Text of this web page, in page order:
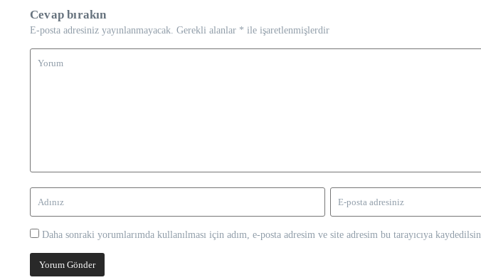
Cevap bırakın
E-posta adresiniz yayınlanmayacak. Gerekli alanlar * ile işaretlenmişlerdir
Daha sonraki yorumlarımda kullanılması için adım, e-posta adresim ve site adresim bu tarayıcıya kaydedilsin.